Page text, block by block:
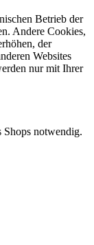
Betrieb der
Andere Cookies,
der
Websites
nur mit Ihrer
notwendig.